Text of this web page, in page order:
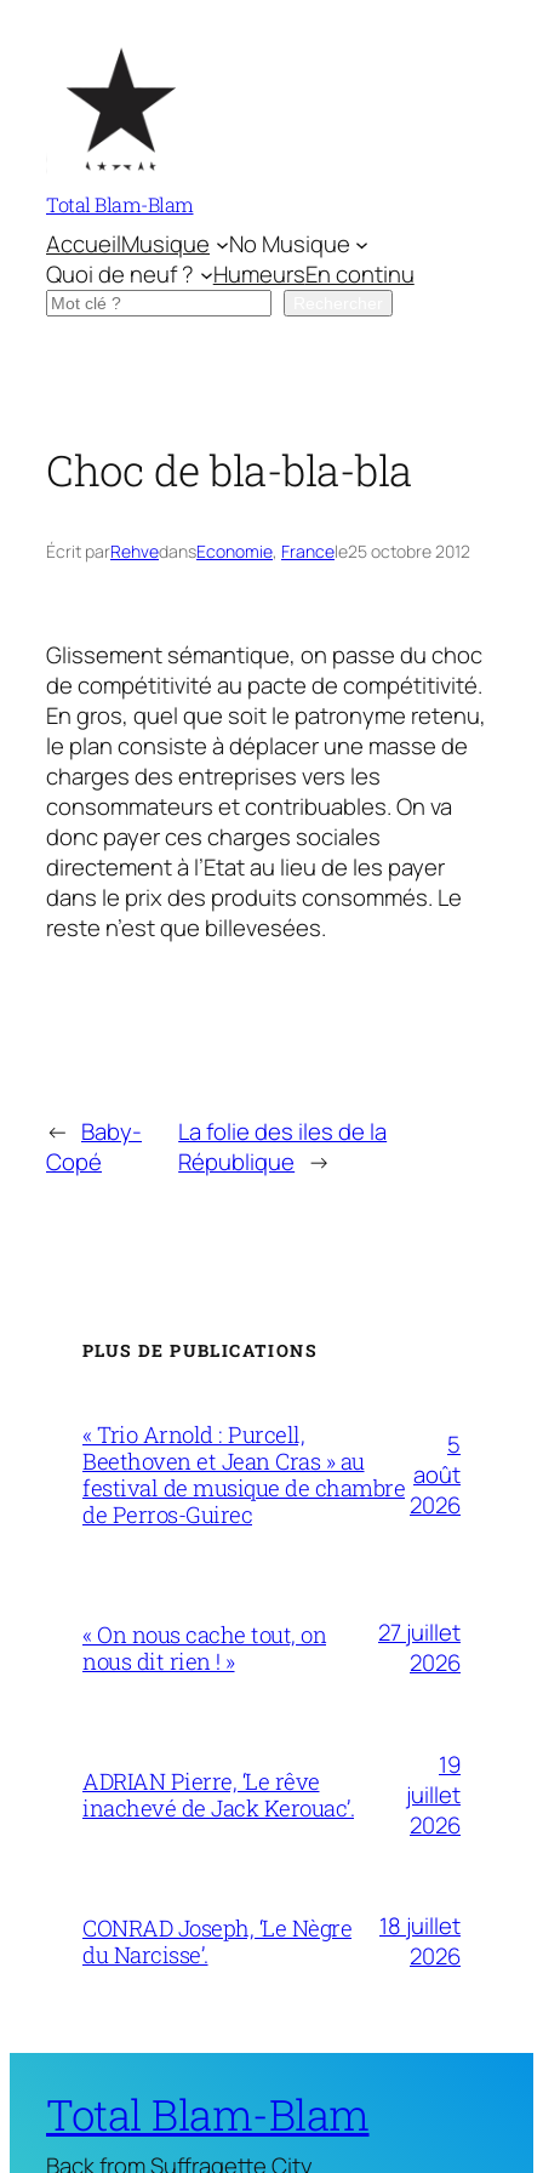
contenu
Total Blam-Blam
AccueilMusique
No Musique
Quoi de neuf ?
HumeursEn continu
Rechercher
Choc de bla-bla-bla
Écrit parRehvedansEconomie, Francele25 octobre 2012
Glissement sémantique, on passe du choc
de compétitivité au pacte de compétitivité.
En gros, quel que soit le patronyme retenu,
le plan consiste à déplacer une masse de
charges des entreprises vers les
consommateurs et contribuables. On va
donc payer ces charges sociales
directement à l’Etat au lieu de les payer
dans le prix des produits consommés. Le
reste n’est que billevesées.
← Baby-
Copé
La folie des iles de la
République →
PLUS DE PUBLICATIONS
« Trio Arnold : Purcell,
Beethoven et Jean Cras » au
festival de musique de chambre
de Perros-Guirec
5
août
2026
« On nous cache tout, on
nous dit rien ! »
27 juillet
2026
ADRIAN Pierre, ‘Le rêve
inachevé de Jack Kerouac’.
19
juillet
2026
CONRAD Joseph, ‘Le Nègre
du Narcisse’.
18 juillet
2026
Total Blam-Blam
Back from Suffragette City